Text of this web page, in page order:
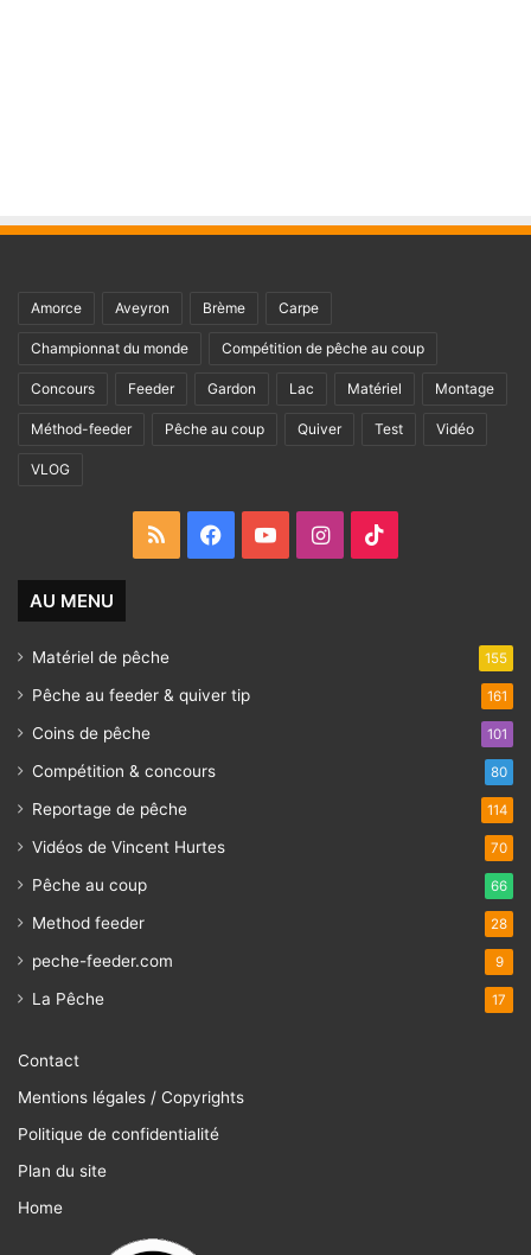
Amorce Aveyron Brème Carpe
Championnat du monde Compétition de pêche au coup
Concours Feeder Gardon Lac Matériel Montage
Méthod-feeder Pêche au coup Quiver Test Vidéo
VLOG
RSS FacebookYouTubeInstagram
AU MENU
Matériel de pêche 155
Pêche au feeder & quiver tip 161
Coins de pêche 101
Compétition & concours 80
Reportage de pêche 114
Vidéos de Vincent Hurtes 70
Pêche au coup 66
Method feeder 28
peche-feeder.com 9
La Pêche 17
Contact
Mentions légales / Copyrights
Politique de confidentialité
Plan du site
Home